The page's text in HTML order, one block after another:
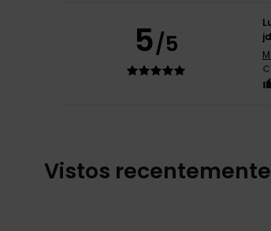
5/5
Vistos recentemente